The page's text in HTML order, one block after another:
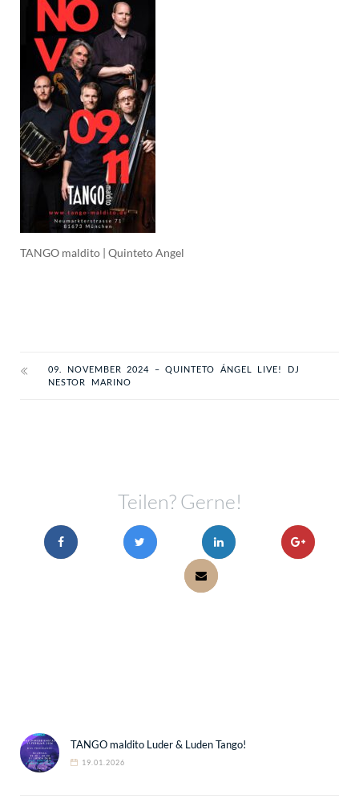
TANGO maldito | Quinteto Angel
09. NOVEMBER 2024 – QUINTETO ÁNGEL LIVE! DJ
NESTOR MARINO
Teilen? Gerne!
TANGO maldito Luder & Luden Tango!
19.01.2026